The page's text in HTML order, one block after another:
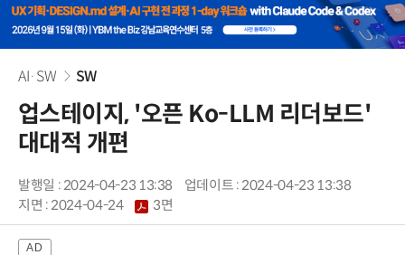
AI·SW SW
업스테이지, '오픈 Ko-LLM 리더보드'
대대적 개편
발행일 : 2024-04-23 13:38
업데이트 : 2024-04-23 13:38
지면 :2024-04-24 3면